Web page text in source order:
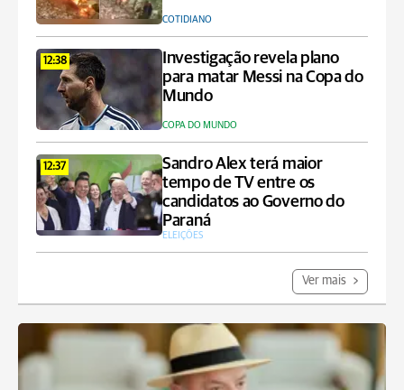
COTIDIANO
12:38
Investigação revela plano
para matar Messi na Copa do
Mundo
COPA DO MUNDO
12:37
Sandro Alex terá maior
tempo de TV entre os
candidatos ao Governo do
Paraná
ELEIÇÕES
Ver mais